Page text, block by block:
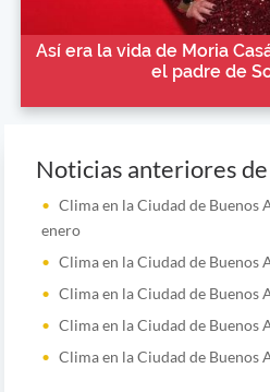
Así era la vida de Moria
el padre de
Noticias anteriores
Clima en la Ciudad de Buenos
enero
Clima en la Ciudad de Buenos
Clima en la Ciudad de Buenos
Clima en la Ciudad de Buenos
Clima en la Ciudad de Buenos